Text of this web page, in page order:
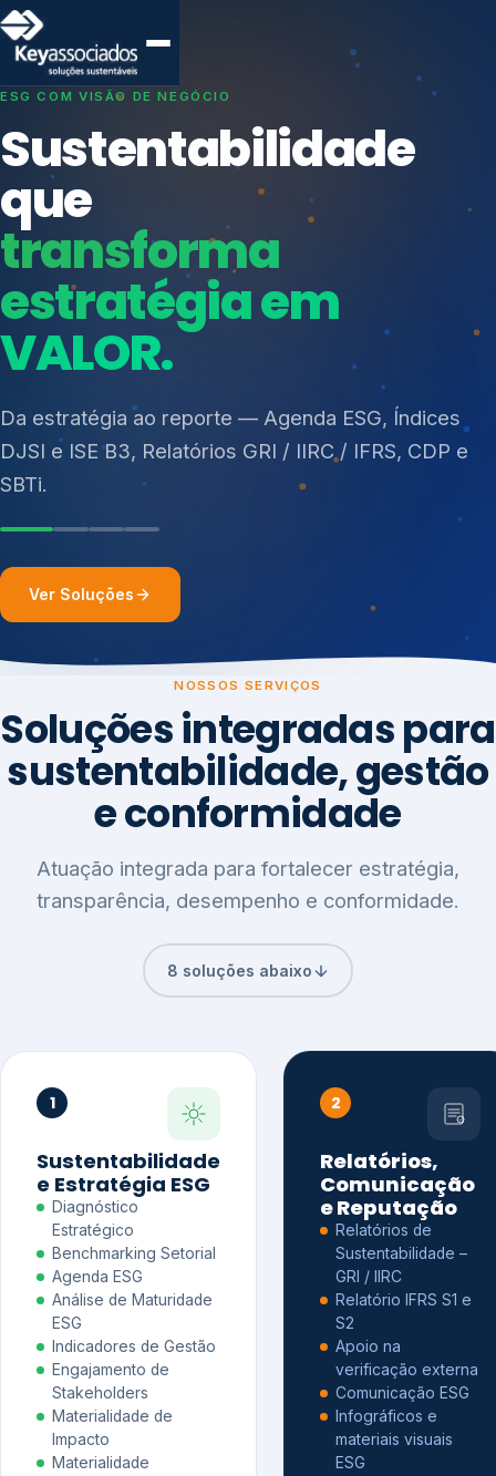
SISTEMAS DE GESTÃO OTIMIZADOS E INTEGRADOS
Conformidade que
protege seu
negócio.
Consultoria, auditoria e treinamentos em ISO 27001,
ISO 27701, ISO 42001, ISO 37001, ISO 9001, ISO
14001, ISO 45001, ONA e PNQ — Gestão de
resíduos sólidos (PGRS/PMGRS).
Índices de Mercado
Mudanças Climáticas
Reputação e Cadeia
Reporte Regulatório
Ver Soluções
NOSSOS SERVIÇOS
Soluções integradas para
sustentabilidade, gestão
e conformidade
Atuação integrada para fortalecer estratégia,
transparência, desempenho e conformidade.
8 soluções abaixo
1
Sustentabilidade
e Estratégia ESG
Diagnóstico
Estratégico
Benchmarking Setorial
Agenda ESG
Análise de Maturidade
ESG
Indicadores de Gestão
Engajamento de
Stakeholders
Materialidade de
Impacto
Materialidade
2
Relatórios,
Comunicação
e Reputação
Relatórios de
Sustentabilidade –
GRI / IIRC
Relatório IFRS S1 e
S2
Apoio na
verificação externa
Comunicação ESG
Infográficos e
materiais visuais
ESG